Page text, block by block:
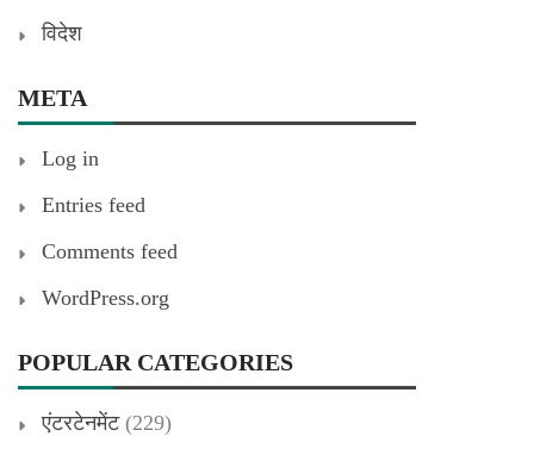
विदेश
META
Log in
Entries feed
Comments feed
WordPress.org
POPULAR CATEGORIES
एंटरटेनमेंट(229)